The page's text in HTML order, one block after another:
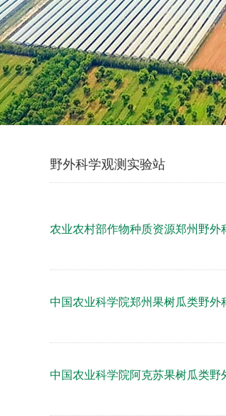
野外科学观测实验站
农业农村部作物种质资源郑州野外
中国农业科学院郑州果树瓜类野外
中国农业科学院阿克苏果树瓜类野